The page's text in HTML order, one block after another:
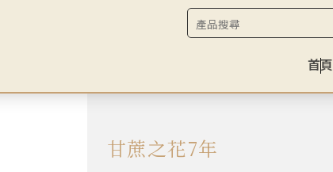
首頁
甘蔗之花7年